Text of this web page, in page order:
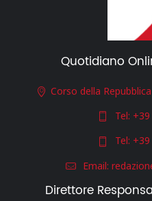
Quotidiano
Corso della
Tel: +39
Tel:
Email:
Direttore